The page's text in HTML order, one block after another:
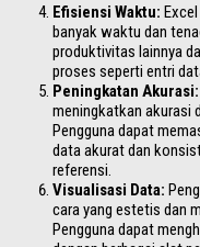
Efisiensi Waktu:
banyak waktu dan
produktivitas lainnya
proses seperti entri
Peningkatan Akurasi:
meningkatkan akurasi
Pengguna dapat
data akurat dan
referensi.
Visualisasi Data:
cara yang estetis dan
Pengguna dapat